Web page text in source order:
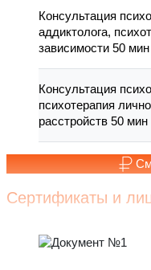
Консультация
аддиктолога,
зависимости 50
Консультация
психотерапия
расстройств 50 мин
Сертификаты и